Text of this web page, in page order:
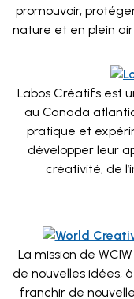
promouvoir,
nature et en plein
Labos Créatifs est
au Canada
pratique et
développer leur
créativité, de
La mission de
de nouvelles idées,
franchir de